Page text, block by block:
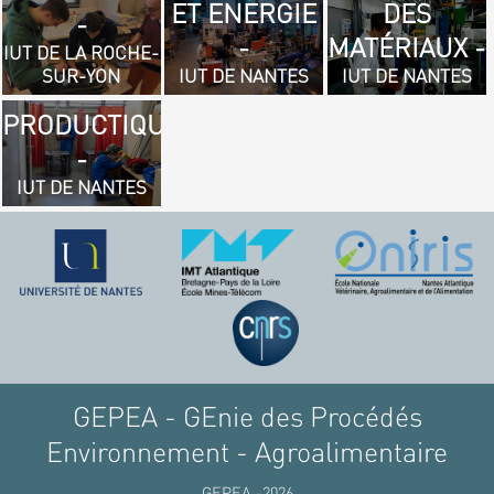
-
IUT DE LA ROCHE-
SUR-YON
ET ENERGIE
-
IUT DE NANTES
DES
MATÉRIAUX -
IUT DE NANTES
- GÉNIE
MÉCANIQUE
ET
PRODUCTIQUE
-
IUT DE NANTES
GEPEA - GEnie des Procédés
Environnement - Agroalimentaire